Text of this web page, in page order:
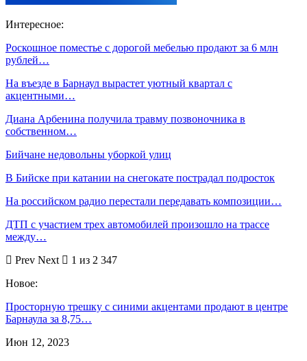
Интересное:
Роскошное поместье с дорогой мебелью продают за 6 млн
рублей…
На въезде в Барнаул вырастет уютный квартал с
акцентными…
Диана Арбенина получила травму позвоночника в
собственном…
Бийчане недовольны уборкой улиц
В Бийске при катании на снегокате пострадал подросток
На российском радио перестали передавать композиции…
ДТП с участием трех автомобилей произошло на трассе
между…
Prev Next
1 из 2 347
Новое:
Просторную трешку с синими акцентами продают в центре
Барнаула за 8,75…
Июн 12, 2023